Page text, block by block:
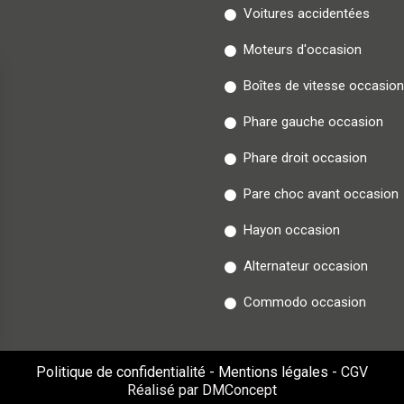
Voitures accidentées
Moteurs d'occasion
Boîtes de vitesse occasion
Phare gauche occasion
Phare droit occasion
Pare choc avant occasion
Hayon occasion
Alternateur occasion
Commodo occasion
Politique de confidentialité - Mentions légales - CGV
Réalisé par DMConcept